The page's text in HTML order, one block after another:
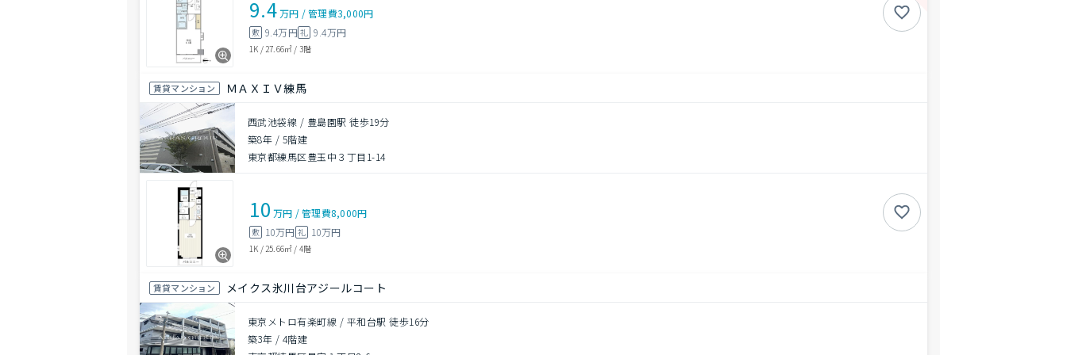
9.4万円 /管理費3,000円
敷 9.4万円礼 9.4万円
1K / 27.66㎡ / 3階
賃貸マンション ＭＡＸＩＶ練馬
西武池袋線 / 豊島園駅 徒歩19分
築8年 / 5階建
東京都練馬区豊玉中３丁目1-14
10 万円 /管理費8,000円
敷 10万円 礼 10万円
1K / 25.66㎡ / 4階
賃貸マンション メイクス氷川台アジールコート
東京メトロ有楽町線 / 平和台駅 徒歩16分
築3年 / 4階建